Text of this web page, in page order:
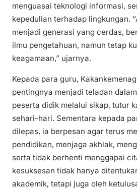
menguasai teknologi informasi,
kepedulian terhadap lingkungan.
menjadi generasi yang cerdas,
ilmu pengetahuan, namun tetap
keagamaan,” ujarnya.
Kepada para guru,
pentingnya menjadi teladan
peserta didik melalui sikap, tutur
sehari-hari. Sementara kepada
dilepas, ia berpesan agar terus
pendidikan, menjaga akhlak,
serta tidak berhenti menggapai
kesuksesan tidak hanya
akademik, tetapi juga oleh